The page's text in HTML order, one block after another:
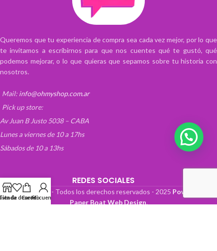
Queremos que tu experiencia de compra sea cada vez mejor, por lo que
te invitamos a escribirnos para que nos cuentes qué te gustó, qué
podemos mejorar, o lo que quieras que sepamos sobre tu historia con
nosotros.
Mail: info@ohmyshop.com.ar
Pick up store:
Av Juan B Justo 5038 – CABA
Lunes a viernes de 10 a 17hs
Sábados de 10 a 13hs
REDES SOCIALES
OhMyTienda! - Todos los derechos reservados - 2025 Powered by
Paper Boat Web Design.
de deseos
CarritoMi cuenta